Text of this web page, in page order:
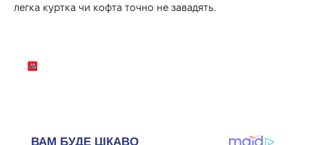
легка куртка чи кофта точно не завадять.